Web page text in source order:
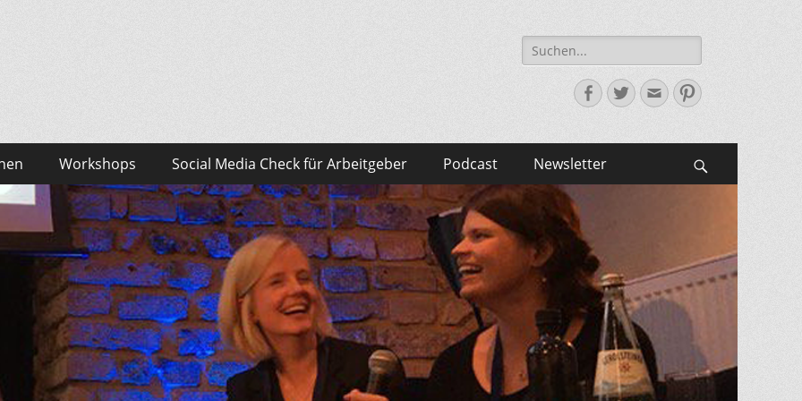
Suche
nach:
Facebook
Twitter
E-
Mail-
Pinterest
Workshops Social Media Check für Arbeitgeber Podcast Newsletter